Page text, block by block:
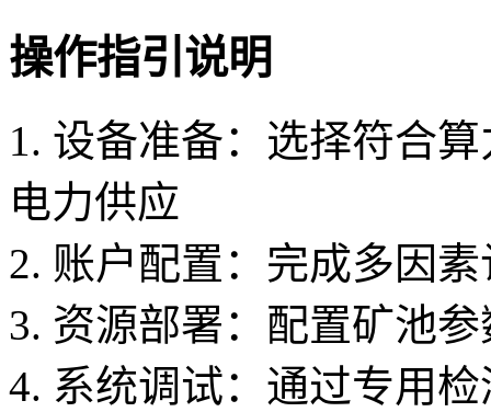
操作指引说明
1. 设备准备：选择符合
电力供应
2. 账户配置：完成多因
3. 资源部署：配置矿池
4. 系统调试：通过专用